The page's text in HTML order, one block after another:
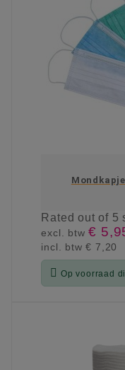
Ratedout of 5
excl. btw€
incl. btw€ 7,20
 Op voorraad